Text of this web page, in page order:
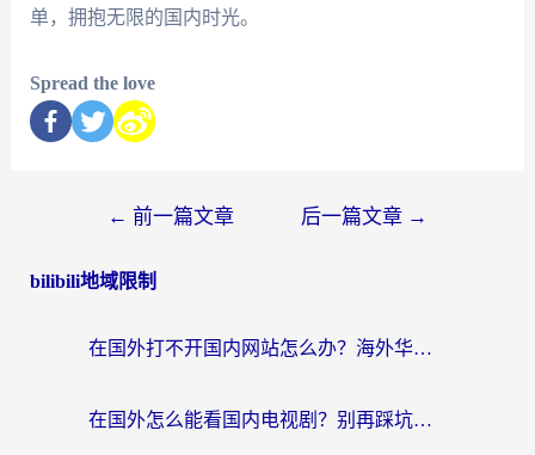
单，拥抱无限的国内时光。
Spread the love
← 前一篇文章 后一篇文章 →
bilibili地域限制
在国外打不开国内网站怎么办？海外华人亲测的回国加速器选择指南
在国外怎么能看国内电视剧？别再踩坑！这篇给你真实解决方案